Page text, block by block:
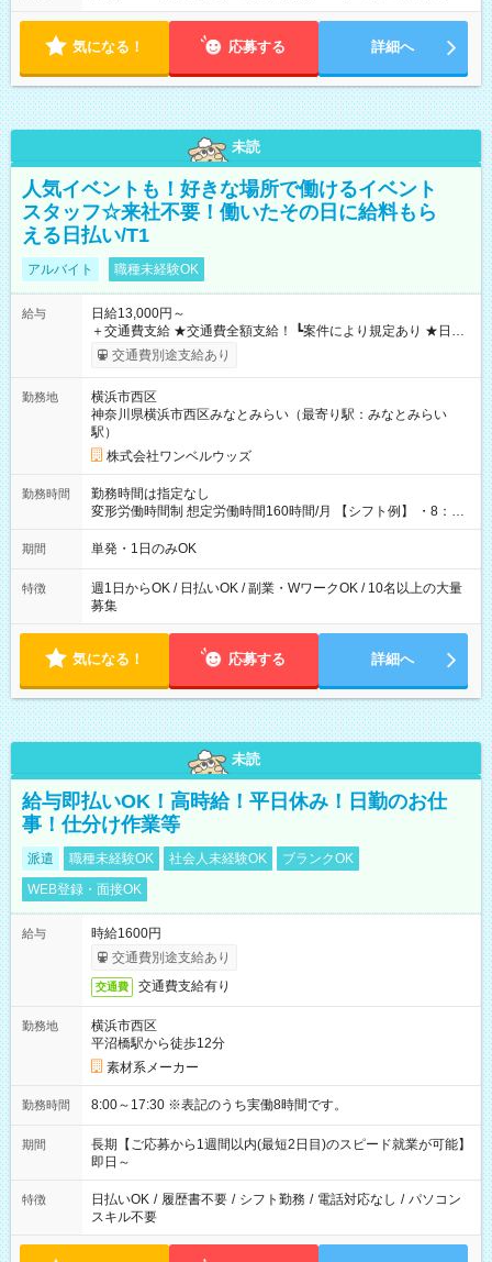
気になる！ 応募する 詳細へ
未読
人気イベントも！好きな場所で働けるイベント
スタッフ☆来社不要！働いたその日に給料もら
える日払い/T1
アルバイト 職種未経験OK
給与
日給13,000円～
＋交通費支給 ★交通費全額支給！ ┗案件により規定あり ★日払
いOK！（規定あり） ┗働いたその日に現金GET♪ お仕事後はコ
ンビニATMから 日払い分を引き落とせます！ 【試用期間】試
交通費別途支給あり
勤務地
横浜市西区
神奈川県横浜市西区みなとみらい（最寄り駅：みなとみらい
駅）
株式会社ワンベルウッズ
勤務時間
勤務時間は指定なし
変形労働時間制 想定労働時間160時間/月 【シフト例】 ・8：00
～21：00
期間 単発・1日のみOK
特徴
週1日からOK / 日払いOK / 副業・WワークOK / 10名以上の大量
募集
気になる！ 応募する 詳細へ
未読
給与即払いOK！高時給！平日休み！日勤のお仕
事！仕分け作業等
派遣 職種未経験OK 社会人未経験OK
ブランクOK
WEB登録・面接OK
給与
時給1600円
交通費別途支給あり
交通費 交通費支給有り
勤務地
横浜市西区
平沼橋駅から徒歩12分
素材系メーカー
勤務時間 8:00～17:30 ※表記のうち実働8時間です。
期間
長期【ご応募から1週間以内(最短2日目)のスピード就業が可能】
即日～
特徴 日払いOK / 履歴書不要 / シフト勤務 / 電話対応なし / パソコン
スキル不要